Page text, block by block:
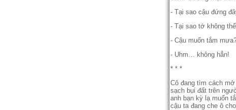
- Tại sao cậu đứng
- Tại sao tớ không
- Cậu muốn tắm
- Uhm… không hẳn!
* * *
Cô đang tìm cách
sạch bụi đất trên
anh bạn kỳ lạ muốn
cậu ta đang che ô